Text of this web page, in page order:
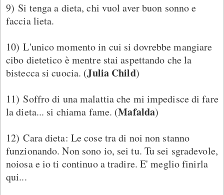
9) Si tenga a dieta, chi vuol aver buon sonno e
faccia lieta.
10) L'unico momento in cui si dovrebbe mangiare
cibo dietetico è mentre stai aspettando che la
bistecca si cuocia. (Julia Child)
11) Soffro di una malattia che mi impedisce di fare
la dieta... si chiama fame. (Mafalda)
12) Cara dieta: Le cose tra di noi non stanno
funzionando. Non sono io, sei tu. Tu sei sgradevole,
noiosa e io ti continuo a tradire. E' meglio finirla
qui...